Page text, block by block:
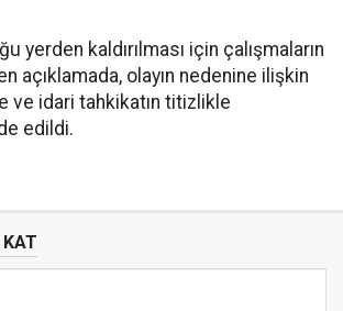
yerden kaldırılması için çalışmaların
açıklamada, olayın nedenine ilişkin
ve idari tahkikatın titizlikle
edildi.